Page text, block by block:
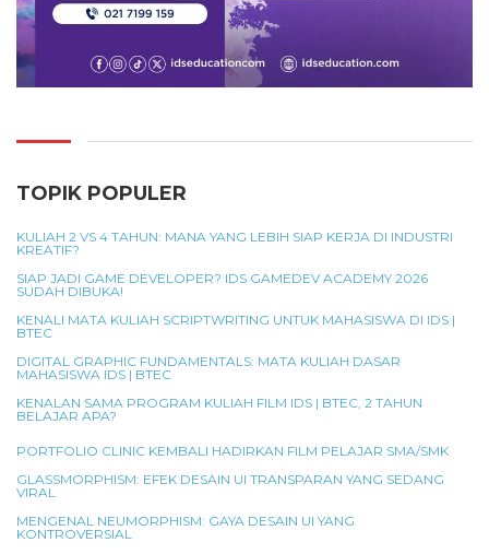
TOPIK POPULER
KULIAH 2 VS 4 TAHUN: MANA YANG LEBIH SIAP KERJA DI INDUSTRI
KREATIF?
SIAP JADI GAME DEVELOPER? IDS GAMEDEV ACADEMY 2026
SUDAH DIBUKA!
KENALI MATA KULIAH SCRIPTWRITING UNTUK MAHASISWA DI IDS |
BTEC
DIGITAL GRAPHIC FUNDAMENTALS: MATA KULIAH DASAR
MAHASISWA IDS | BTEC
KENALAN SAMA PROGRAM KULIAH FILM IDS | BTEC, 2 TAHUN
BELAJAR APA?
PORTFOLIO CLINIC KEMBALI HADIRKAN FILM PELAJAR SMA/SMK
GLASSMORPHISM: EFEK DESAIN UI TRANSPARAN YANG SEDANG
VIRAL
MENGENAL NEUMORPHISM: GAYA DESAIN UI YANG
KONTROVERSIAL